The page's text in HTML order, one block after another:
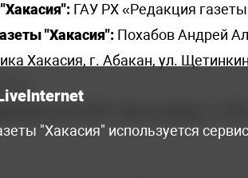
ГАУ РХ «Редакция
"Хакасия": Похабов Андрей
Хакасия, г. Абакан, ул.
"Хакасия" используется